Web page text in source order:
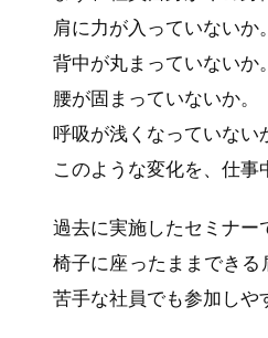
肩に力が入っていないか。
背中が丸まっていないか。
腰が固まっていないか。
呼吸が浅くなっていない
このような変化を、仕
過去に実施したセミナー
椅子に座ったままでき
苦手な社員でも参加しや